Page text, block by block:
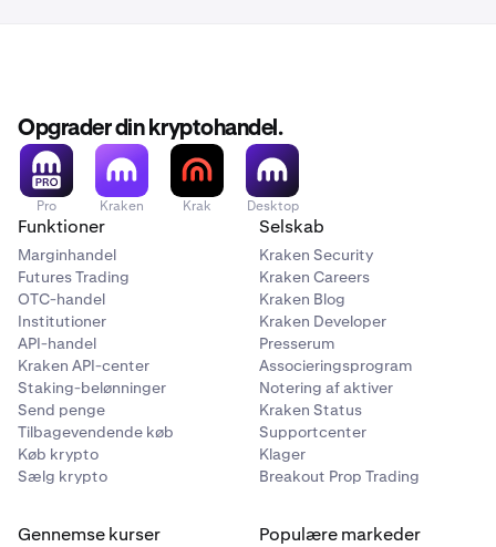
Opgrader din kryptohandel.
Pro Kraken Krak Desktop
Funktioner
Marginhandel
Futures Trading
OTC-handel
Institutioner
API-handel
Kraken API-center
Staking-belønninger
Send penge
Tilbagevendende køb
Køb krypto
Sælg krypto
Selskab
Kraken Security
Kraken Careers
Kraken Blog
Kraken Developer
Presserum
Associeringsprogram
Notering af aktiver
Kraken Status
Supportcenter
Klager
Breakout Prop Trading
Gennemse kurser Populære markeder